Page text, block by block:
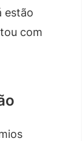
estão
com